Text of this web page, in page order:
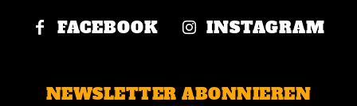
FACEBOOK INSTAGRAM
NEWSLETTER ABONNIEREN